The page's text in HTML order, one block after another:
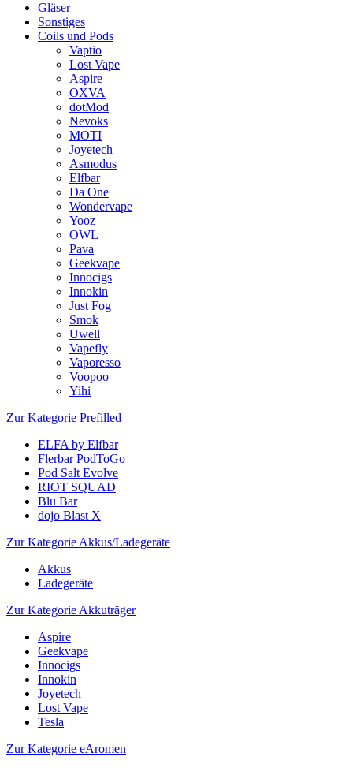
Gläser
Sonstiges
Coils und Pods
Vaptio
Lost Vape
Aspire
OXVA
dotMod
Nevoks
MOTI
Joyetech
Asmodus
Elfbar
Da One
Wondervape
Yooz
OWL
Pava
Geekvape
Innocigs
Innokin
Just Fog
Smok
Uwell
Vapefly
Vaporesso
Voopoo
Yihi
Zur Kategorie Prefilled
ELFA by Elfbar
Flerbar PodToGo
Pod Salt Evolve
RIOT SQUAD
Blu Bar
dojo Blast X
Zur Kategorie Akkus/Ladegeräte
Akkus
Ladegeräte
Zur Kategorie Akkuträger
Aspire
Geekvape
Innocigs
Innokin
Joyetech
Lost Vape
Tesla
Zur Kategorie eAromen